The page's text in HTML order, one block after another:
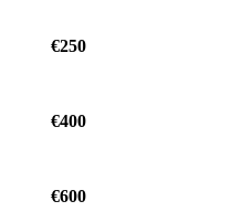
€250
€400
€600